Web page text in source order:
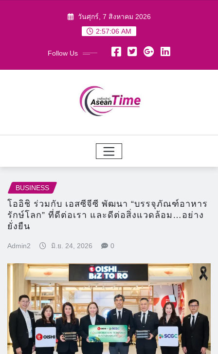
วันศุกร์, 7 สิงหาคม 2026
2:57:08 AM
Follow Us
BUSINESS
โออิชิ ร่วมกับ เอสซีจีซี พัฒนา “บรรจุภัณฑ์อาหาร
รักษ์โลก” ที่ดีต่อเรา และดีต่อสิ่งแวดล้อม…อย่าง
ยั่งยืน
Admin2 มิ.ย. 24, 2026 0